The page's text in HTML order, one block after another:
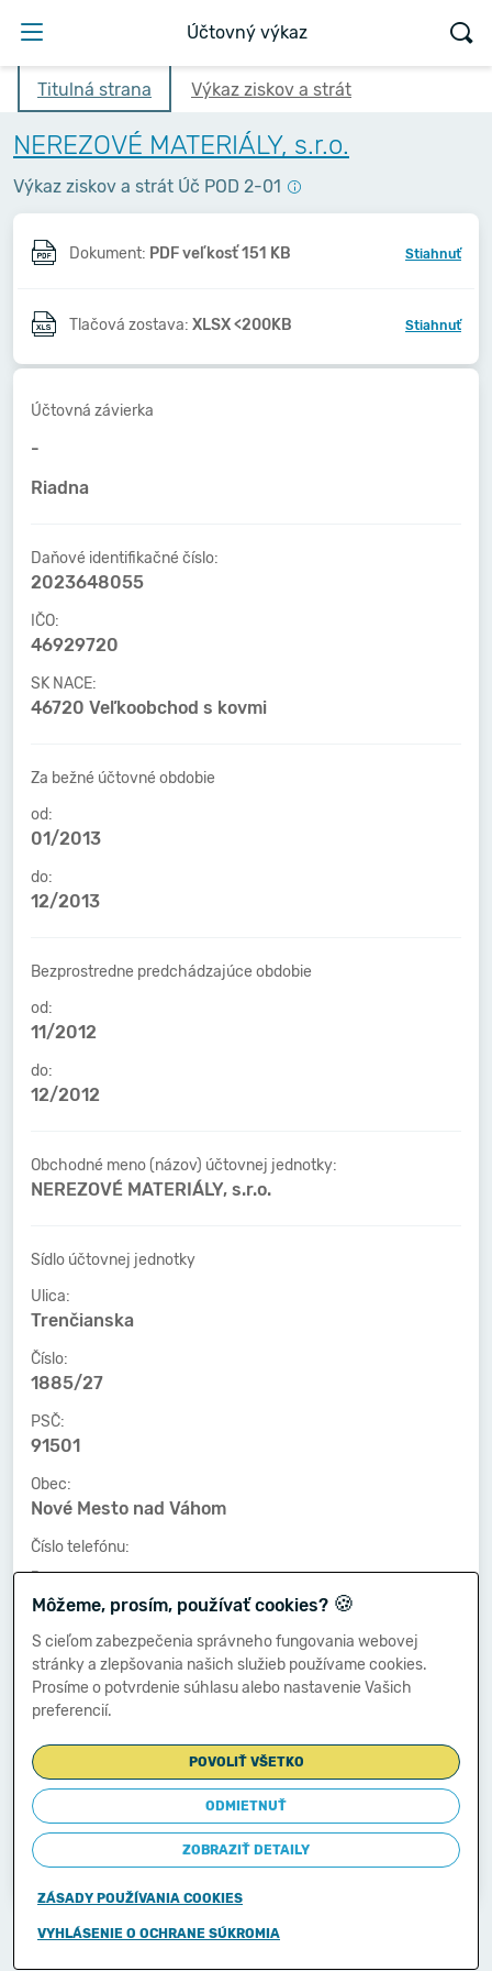
Účtovný výkaz
Titulná strana Výkaz ziskov a strát
NEREZOVÉ MATERIÁLY, s.r.o.
Výkaz ziskov a strát Úč POD 2-01
Dokument: PDF veľkosť 151 KB Stiahnuť
Tlačová zostava: XLSX <200KB Stiahnuť
Účtovná závierka
-
Riadna
Daňové identifikačné číslo:
2023648055
IČO:
46929720
SK NACE:
46720 Veľkoobchod s kovmi
Za bežné účtovné obdobie
od:
01/2013
do:
12/2013
Bezprostredne predchádzajúce obdobie
od:
11/2012
do:
12/2012
Obchodné meno (názov) účtovnej jednotky:
NEREZOVÉ MATERIÁLY, s.r.o.
Sídlo účtovnej jednotky
Ulica:
Trenčianska
Číslo:
1885/27
PSČ:
91501
Obec:
Nové Mesto nad Váhom
Číslo telefónu:
-
Číslo faxu:
-
E-mailová adresa:
-
Zostavená dňa:
27.03.2014
Schválená dňa:
28.03.2014
Môžeme, prosím, používať cookies? 🍪
S cieľom zabezpečenia správneho fungovania webovej
stránky a zlepšovania našich služieb používame cookies.
Prosíme o potvrdenie súhlasu alebo nastavenie Vašich
preferencií.
POVOLIŤ VŠETKO
ODMIETNUŤ
ZOBRAZIŤ DETAILY
ZÁSADY POUŽÍVANIA COOKIES
VYHLÁSENIE O OCHRANE SÚKROMIA
Copyright © 2011-2026